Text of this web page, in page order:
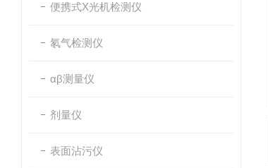
便携式X光机检测仪
氡气检测仪
αβ测量仪
剂量仪
表面沾污仪